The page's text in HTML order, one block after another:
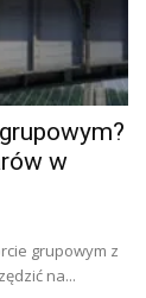
w
grupowym z
na...